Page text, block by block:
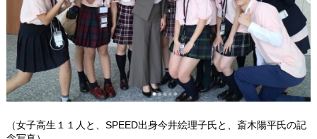
（女子高生１１人と、SPEED出身今井絵理子氏と、斎木陽平氏の記